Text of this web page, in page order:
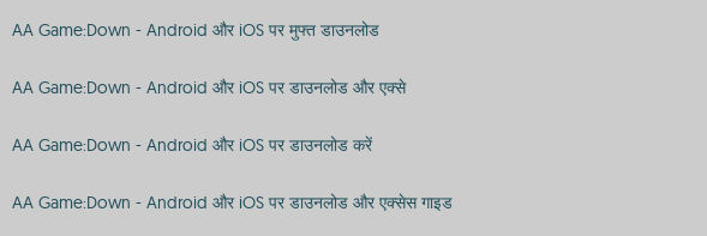
AA Game:Down - Android और iOS पर मुफ्त डाउनलोड
AA Game:Down - Android और iOS पर डाउनलोड और एक्से
AA Game:Down - Android और iOS पर डाउनलोड करें
AA Game:Down - Android और iOS पर डाउनलोड और एक्सेस गाइड